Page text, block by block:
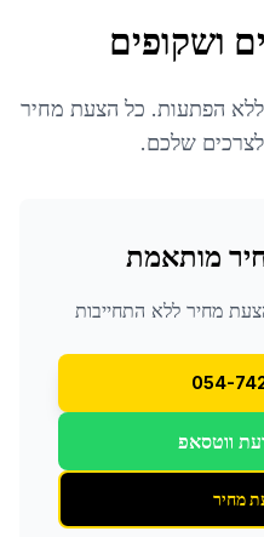
ושקופים
ללא הפתעות. כל הצעת מחיר
שלכם.
מותאמת
מחיר ללא התחייבות
054-
ווטסאפ
מחיר